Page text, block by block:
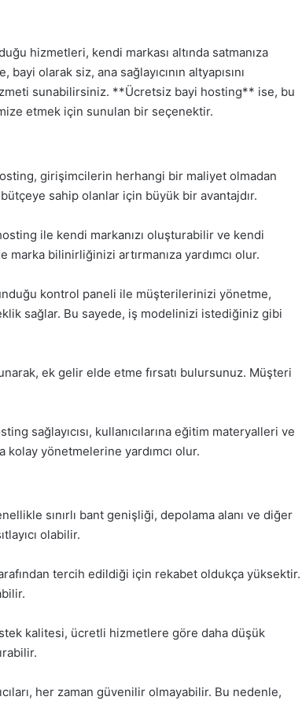
hizmetleri, kendi markası altında satmanıza
olarak siz, ana sağlayıcının altyapısını
sunabilirsiniz. **Ücretsiz bayi hosting** ise, bu
etmek için sunulan bir seçenektir.
girişimcilerin herhangi bir maliyet olmadan
sahip olanlar için büyük bir avantajdır.
ile kendi markanızı oluşturabilir ve kendi
bilinirliğinizi artırmanıza yardımcı olur.
kontrol paneli ile müşterilerinizi yönetme,
sağlar. Bu sayede, iş modelinizi istediğiniz gibi
ek gelir elde etme fırsatı bulursunuz. Müşteri
sağlayıcısı, kullanıcılarına eğitim materyalleri ve
yönetmelerine yardımcı olur.
sınırlı bant genişliği, depolama alanı ve diğer
olabilir.
tercih edildiği için rekabet oldukça yüksektir.
kalitesi, ücretli hizmetlere göre daha düşük
her zaman güvenilir olmayabilir. Bu nedenle,